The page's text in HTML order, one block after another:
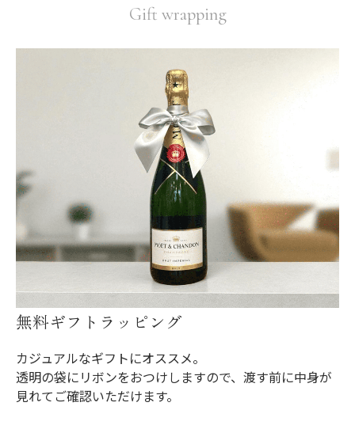
Gift wrapping
無料ギフトラッピング
カジュアルなギフトにオススメ。
透明の袋にリボンをおつけしますので、渡す前に中身が
見れてご確認いただけます。